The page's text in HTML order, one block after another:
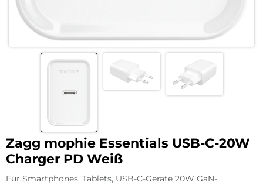
Zagg mophie Essentials USB-C-20W
Charger PD Weiß
Für Smartphones, Tablets, USB-C-Geräte 20W GaN-